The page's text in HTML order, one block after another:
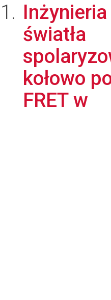
światła
kołowo
FRET w